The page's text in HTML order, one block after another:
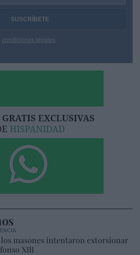
condiciones legales
los masones intentaron extorsionar
XIII